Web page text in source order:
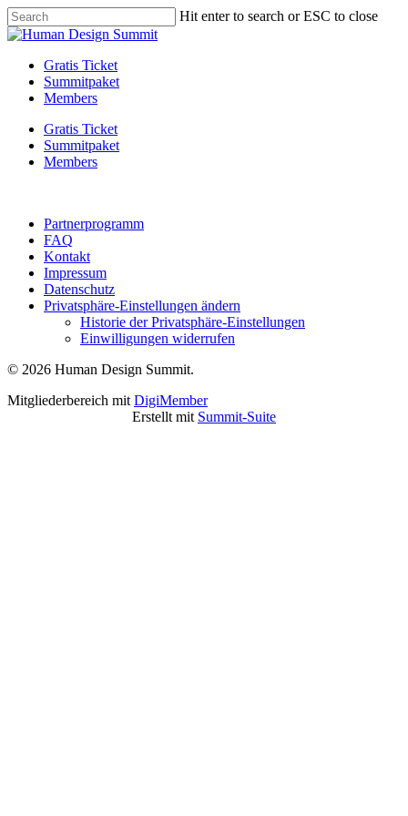
Skip
to
content
Hit enter to search or ESC to close
Close
Menu
Gratis Ticket
Summitpaket
Members
Gratis Ticket
Summitpaket
Members
Partnerprogramm
FAQ
Kontakt
Impressum
Datenschutz
Privatsphäre-Einstellungen ändern
Historie der Privatsphäre-Einstellungen
Einwilligungen widerrufen
© 2026 Human Design Summit.
Mitgliederbereich mit DigiMember
Erstellt mit Summit-Suite